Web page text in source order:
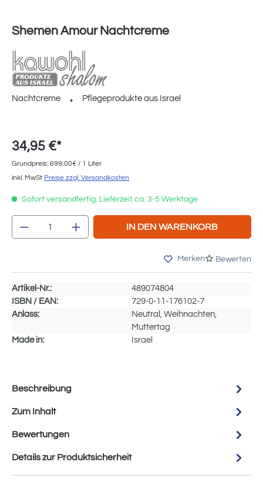
Shemen Amour Nachtcreme
Nachtcreme Pflegeprodukte aus Israel
34,95 €*
Grundpreis: 699,00€ / 1 Liter
inkl. MwSt Preise zzgl. Versandkosten
Sofort versandfertig. Lieferzeit ca. 3-5 Werktage
Produkt Anzahl: Gib den gewünschten
IN DEN WARENKORB
Merken Bewerten
Artikel-Nr.:
489074804
ISBN / EAN:
729-0-11-176102-7
Anlass:
Neutral, Weihnachten,
Muttertag
Made in:
Israel
Beschreibung
Zum Inhalt
Bewertungen
Details zur Produktsicherheit